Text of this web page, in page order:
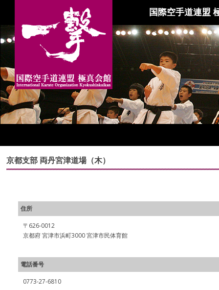
国際空手道連盟
京都支部 両丹宮津道場（木）
住所
〒626-0012
京都府 宮津市浜町3000 宮津市民体育館
電話番号
0773-27-6810